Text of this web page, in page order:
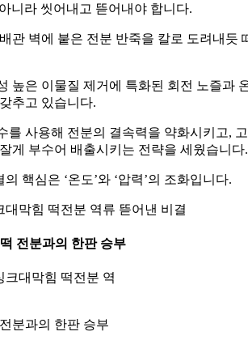
니라 씻어내고 뜯어내야 합니다.
관 벽에 붙은 전분 반죽을 칼로 도려내듯
높은 이물질 제거에 특화된 회전 노즐과
추고 있습니다.
를 사용해 전분의 결속력을 약화시키고,
게 부수어 배출시키는 전략을 세웠습니다.
핵심은 ‘온도’와 ‘압력’의 조화입니다.
막힘 떡전분 역류 뜯어낸 비결
전분과의 한판 승부
분과의 한판 승부